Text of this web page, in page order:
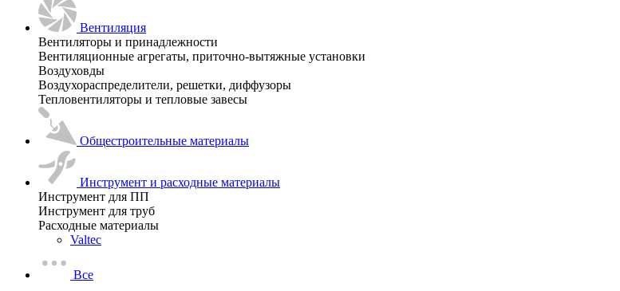
Вентиляция
Вентиляторы и принадлежности
Вентиляционные агрегаты, приточно-вытяжные установки
Воздуховды
Воздухораспределители, решетки, диффузоры
Тепловентиляторы и тепловые завесы
Общестроительные материалы
Инструмент и расходные материалы
Инструмент для ПП
Инструмент для труб
Расходные материалы
Valtec
Все